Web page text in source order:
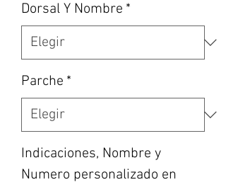
Dorsal Y Nombre *
Parche *
Indicaciones, Nombre y
Numero personalizado en